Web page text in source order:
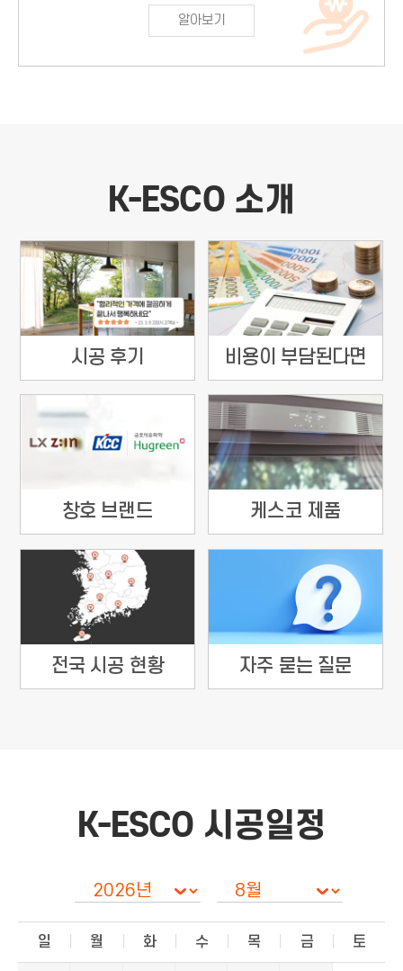
알아보기
K-ESCO 소개
시공 후기 비용이 부담된다면
창호 브랜드 케스코 제품
전국 시공 현황 자주 묻는 질문
K-ESCO 시공일정
일 월 화 수 목 금 토